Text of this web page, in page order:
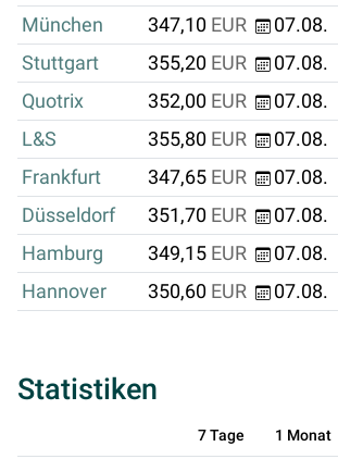
München
347,10 EUR 07.08.
Stuttgart
355,20 EUR 07.08.
Quotrix
352,00 EUR 07.08.
L&S
355,80 EUR 07.08.
Frankfurt
347,65 EUR 07.08.
Düsseldorf
351,70 EUR
07.08.
Hamburg
349,15 EUR
07.08.
Hannover
350,60 EUR 07.08.
Statistiken
7 Tage 1 Monat